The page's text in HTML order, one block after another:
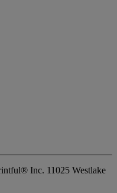
Inc. 11025 Westlake